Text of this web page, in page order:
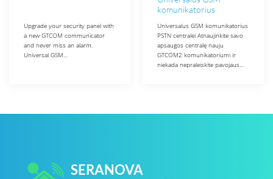
Upgrade your security panel with
a new GTCOM communicator
and never miss an alarm.
Universal GSM…
komunikatorius
Universalus GSM komunikatorius
PSTN centralei Atnaujinkite savo
apsaugos centralę nauju
GTCOM2 komunikatoriumi ir
niekada nepraleiskite pavojaus…
SERANOVA